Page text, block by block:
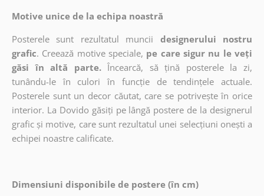
Motive unice de la echipa noastră
Posterele sunt rezultatul muncii
designerului nostru
grafic. Creează motive speciale, pe care sigur nu le veți
găsi în altă parte. Încearcă, să țină posterele la zi,
tunându-le în culori în funcție de tendințele actuale.
Posterele sunt un decor căutat, care se potrivește în orice
interior. La Dovido găsiți pe lângă postere de la designerul
grafic și motive, care sunt rezultatul unei selecțiuni onești a
echipei noastre calificate.
Dimensiuni disponibile de postere (în cm)